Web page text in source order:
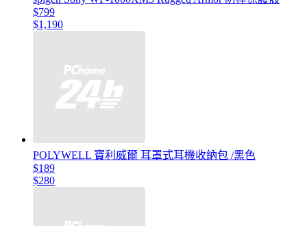
$799
$1,190
POLYWELL 寶利威爾 耳罩式耳機收納包 /黑色
$189
$280